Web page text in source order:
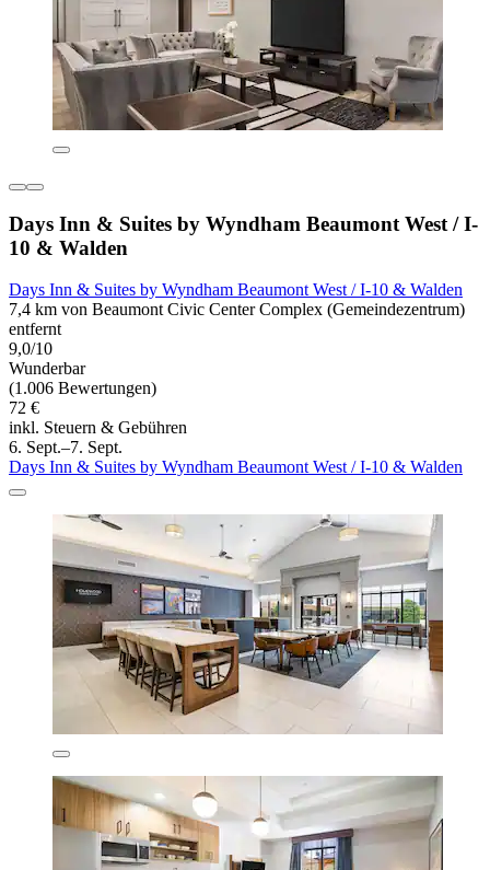
Days Inn & Suites by Wyndham Beaumont West / I-
10 & Walden
Days Inn & Suites by Wyndham Beaumont West / I-10 & Walden
7,4 km von Beaumont Civic Center Complex (Gemeindezentrum)
entfernt
9,0/10
Wunderbar
(1.006 Bewertungen)
72 €
inkl. Steuern & Gebühren
6. Sept.–7. Sept.
Days Inn & Suites by Wyndham Beaumont West / I-10 & Walden